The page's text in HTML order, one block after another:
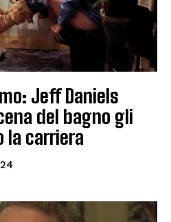
Jeff Daniels
del bagno gli
la carriera